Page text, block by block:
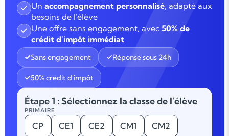
Un accompagnement personnalisé, adapté aux
besoins de l'élève
Une offre sans engagement, avec 50% de
crédit d'impôt immédiat
Sans engagement Réponse sous 24h
50% crédit d'impôt
Étape 1 : Sélectionnez la classe de l'élève
PRIMAIRE
CP CE1 CE2 CM1 CM2